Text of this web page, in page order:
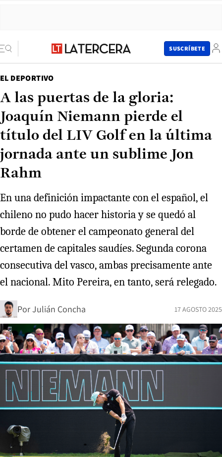
SUSCRÍBETE
EL DEPORTIVO
A las puertas de la gloria:
Joaquín Niemann pierde el
título del LIV Golf en la última
jornada ante un sublime Jon
Rahm
En una definición impactante con el español, el
chileno no pudo hacer historia y se quedó al
borde de obtener el campeonato general del
certamen de capitales saudíes. Segunda corona
consecutiva del vasco, ambas precisamente ante
el nacional. Mito Pereira, en tanto, será relegado.
PorJulián Concha 17 AGOSTO 2025